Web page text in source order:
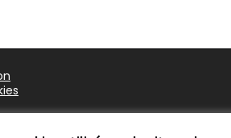
sur Facebook
sur Instagram
atlantique.fr sur YouTube